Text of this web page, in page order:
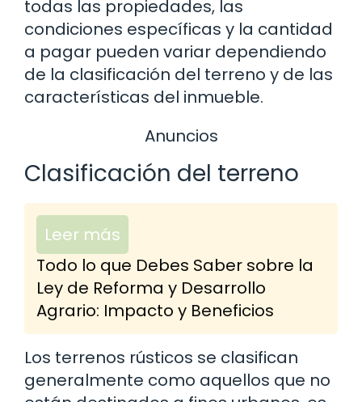
todas las propiedades, las
condiciones específicas y la cantidad
a pagar pueden variar dependiendo
de la clasificación del terreno y de las
características del inmueble.
Anuncios
Clasificación del terreno
Leer más
Todo lo que Debes Saber sobre la
Ley de Reforma y Desarrollo
Agrario: Impacto y Beneficios
Los terrenos rústicos se clasifican
generalmente como aquellos que no